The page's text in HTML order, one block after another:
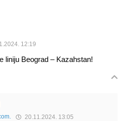
12:19
liniju Beograd – Kazahstan!
20.11.2024. 13:05